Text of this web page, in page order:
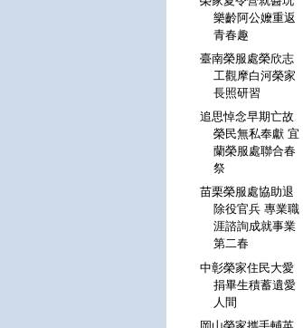
樂齡阿公嬤重返
青春趣
臺南榮服處榮欣志
工觀摩白河榮家
長照研習
追思悼念早期亡故
榮民無私奉獻 宜
蘭榮服處聯合春
祭
苗栗榮服處協助退
除役官兵 專業職
涯諮詢成就事業
第二春
中彰榮家住民大愛
捐畢生積蓄遺愛
人間